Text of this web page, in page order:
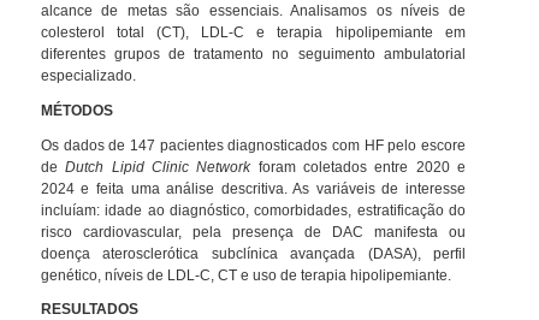
Feira de Exposição
Hospedagem
Traslado
alcance de metas são essenciais. Analisamos os níveis de
colesterol total (CT), LDL-C e terapia hipolipemiante em
diferentes grupos de tratamento no seguimento ambulatorial
especializado.
MÉTODOS
Os dados de 147 pacientes diagnosticados com HF pelo escore
deDutch Lipid Clinic Networkforam coletadosentre 2020 e
2024 e feita uma análise descritiva. As variáveis de interesse
incluíam: idade ao diagnóstico, comorbidades, estratificação do
risco cardiovascular, pela presença de DAC manifesta ou
doença aterosclerótica subclínica avançada (DASA), perfil
genético, níveis de LDL-C, CT e uso de terapia hipolipemiante.
RESULTADOS